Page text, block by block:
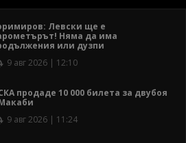
Левски ще е
Няма да има
или дузпи
9 авг 2026 | 12:10
продаде 10 000 билета за двубоя
9 авг 2026 | 11:24